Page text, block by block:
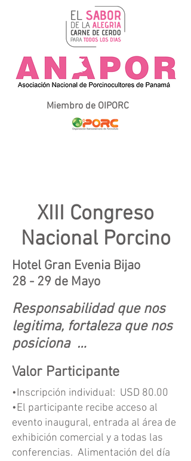
Miembro de OIPORC
XIII Congreso
Nacional Porcino
Hotel Gran Evenia Bijao
28 - 29 de Mayo
Responsabilidad que nos
legitima, fortaleza que nos
posiciona…
Valor Participante
•Inscripción individual: USD 80.00
•El participante recibe acceso al
evento inaugural, entrada al área de
exhibición comercial y a todas las
conferencias. Alimentación del día